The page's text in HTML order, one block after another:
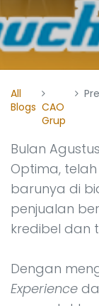
All
Blogs CAO
Grup
Press
Bulan
Optima,
barunya di
penjualan
kredibel dan
Dengan
Experience